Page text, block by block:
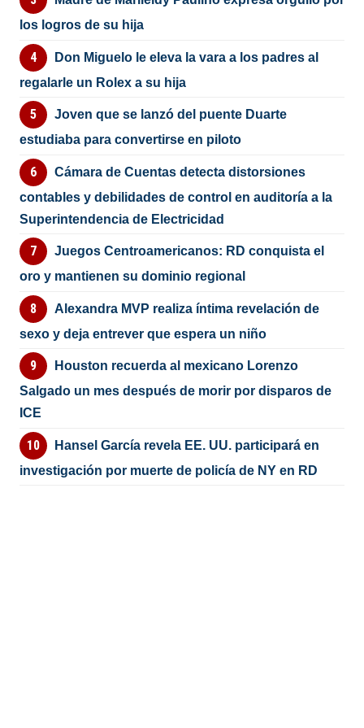
los logros de su hija
Don Miguelo le eleva la vara a los padres al
regalarle un Rolex a su hija
Joven que se lanzó del puente Duarte
estudiaba para convertirse en piloto
Cámara de Cuentas detecta distorsiones
contables y debilidades de control en auditoría a la
Superintendencia de Electricidad
Juegos Centroamericanos: RD conquista el
oro y mantienen su dominio regional
Alexandra MVP realiza íntima revelación de
sexo y deja entrever que espera un niño
Houston recuerda al mexicano Lorenzo
Salgado un mes después de morir por disparos de
ICE
Hansel García revela EE. UU. participará en
investigación por muerte de policía de NY en RD